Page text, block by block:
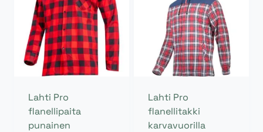
muunnelma.
Voit
tehdä
valinnat
tuotteen
muunnelma.
tehdä
valinnat
tuotteen
Lahti Pro
flanellipaita
punainen
Lahti Pro
flanellitakki
karvavuorilla